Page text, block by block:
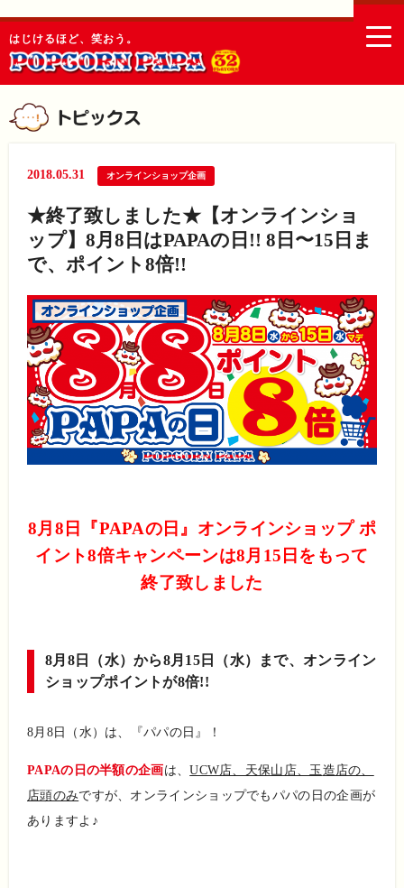
はじけるほど、笑おう。
2018.05.31 オンラインショップ企画
★終了致しました★【オンラインショ
ップ】8月8日はPAPAの日!! 8日〜15日ま
で、ポイント8倍!!
8月8日『PAPAの日』オンラインショップ ポ
イント8倍キャンペーンは8月15日をもって
終了致しました
8月8日（水）から8月15日（水）まで、オンライン
ショップポイントが8倍!!
8月8日（水）は、『パパの日』！
PAPAの日の半額の企画は、UCW店、天保山店、玉 造店の、
店頭のみですが、オンラインショップでもパパの日の企画が
ありますよ♪